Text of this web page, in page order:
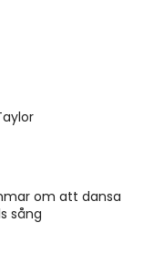
om att dansa
sång